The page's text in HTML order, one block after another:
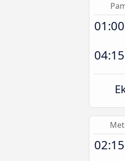
01:00
04:15
02:15